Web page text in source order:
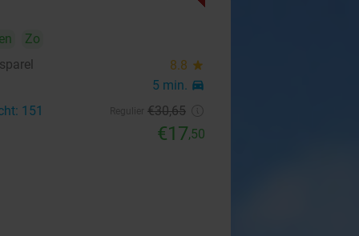
Zo
8.8 star
5 min. directions_car
151 €30,65
€17,50